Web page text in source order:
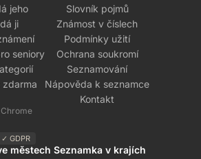
jeho
ji
seniory
zdarma
✓ GDPR
Slovník pojmů
Známost v číslech
Podmínky užití
Ochrana soukromí
Seznamování
Nápověda k seznamce
Kontakt
městech Seznamka v krajích